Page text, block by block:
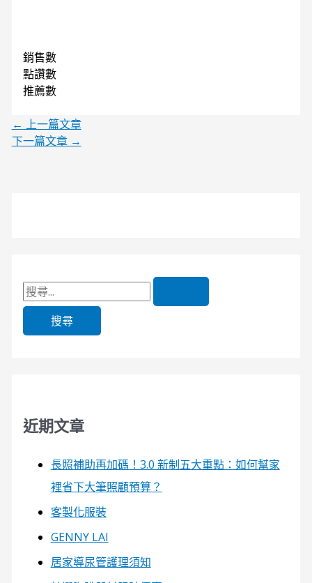
銷售數
點讚數
推薦數
← 上一篇文章
下一篇文章 →
近期文章
長照補助再加碼！3.0 新制五大重點：如何幫家
裡省下大筆照顧預算？
客製化服裝
GENNY LAI
居家導尿管護理須知